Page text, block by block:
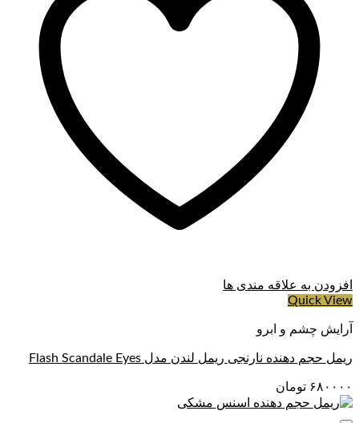
افزودن به علاقه مندی ها
Quick View
آرایش چشم و ابرو
ریمل حجم دهنده نارنجی ریمل لندن مدل Flash Scandale Eyes
۶۸۰۰۰۰ تومان